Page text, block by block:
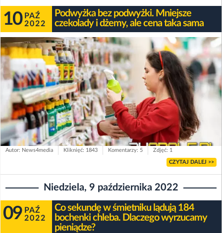
10 PAŹ
2022
Podwyżka bez podwyżki. Mniejsze
czekolady i dżemy, ale cena taka sama
Autor: News4media Kliknięć: 1843 Komentarzy: 5 Zdjęć: 1
CZYTAJ DALEJ >>
Niedziela, 9 października 2022
09 PAŹ
2022
Co sekundę w śmietniku lądują 184
bochenki chleba. Dlaczego wyrzucamy
pieniądze?